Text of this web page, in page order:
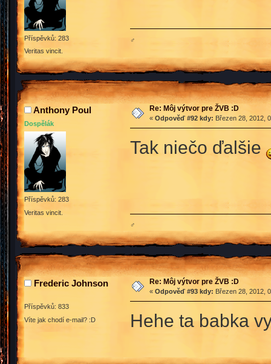
Příspěvků: 283
Veritas vincit.
♂
Anthony Poul
Dospělák
Příspěvků: 283
Veritas vincit.
Re: Môj výtvor pre ŽVB :D
« Odpověď #92 kdy: Březen 28, 2012,
Tak niečo ďalšie
♂
Frederic Johnson
Příspěvků: 833
Víte jak chodí e-mail? :D
Re: Môj výtvor pre ŽVB :D
« Odpověď #93 kdy: Březen 28, 2012,
Hehe ta babka